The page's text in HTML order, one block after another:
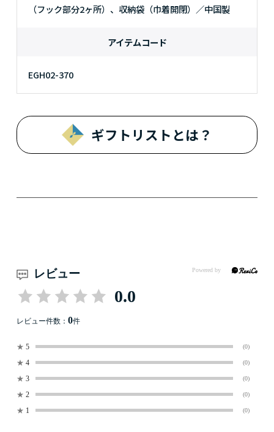
（フック部分2ヶ所）、収納袋（巾着開閉）／中国製
アイテムコード
EGH02-370
ギフトリストとは？
レビュー
0.0
レビュー件数： 0件
★ 5 (0)
★ 4 (0)
★ 3 (0)
★ 2 (0)
★ 1 (0)